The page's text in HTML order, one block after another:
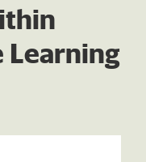
Learning